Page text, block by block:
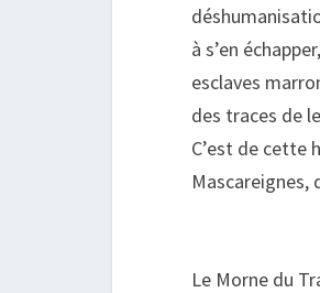
à s’en
esclaves
des traces de
C’est de cette
Le Morne du